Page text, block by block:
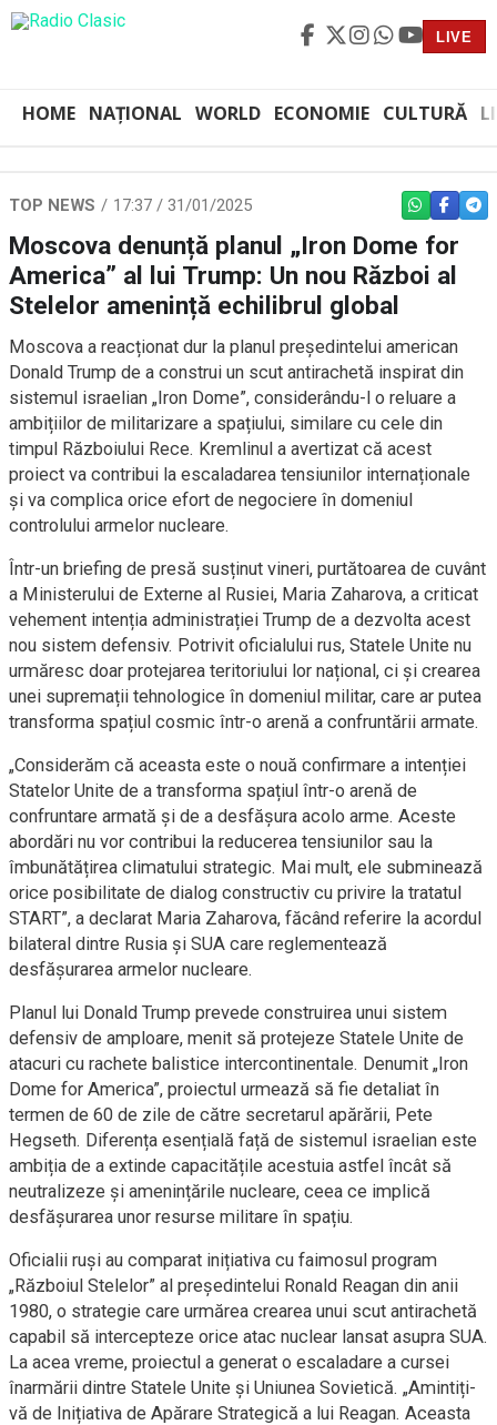
LIVE
HOME NAȚIONAL WORLD ECONOMIE CULTURĂ
TOP NEWS 17:37 / 31/01/2025 WHATSAPP
Moscova denunță planul „Iron Dome for
America” al lui Trump: Un nou Război al
Stelelor amenință echilibrul global
Moscova a reacționat dur la planul președintelui american
Donald Trump de a construi un scut antirachetă inspirat din
sistemul israelian „Iron Dome”, considerându-l o reluare a
ambițiilor de militarizare a spațiului, similare cu cele din
timpul Războiului Rece. Kremlinul a avertizat că acest
proiect va contribui la escaladarea tensiunilor internaționale
și va complica orice efort de negociere în domeniul
controlului armelor nucleare.
Într-un briefing de presă susținut vineri, purtătoarea de cuvânt
a Ministerului de Externe al Rusiei, Maria Zaharova, a criticat
vehement intenția administrației Trump de a dezvolta acest
nou sistem defensiv. Potrivit oficialului rus, Statele Unite nu
urmăresc doar protejarea teritoriului lor național, ci și crearea
unei supremații tehnologice în domeniul militar, care ar putea
transforma spațiul cosmic într-o arenă a confruntării armate.
„Considerăm că aceasta este o nouă confirmare a intenției
Statelor Unite de a transforma spațiul într-o arenă de
confruntare armată și de a desfășura acolo arme. Aceste
abordări nu vor contribui la reducerea tensiunilor sau la
îmbunătățirea climatului strategic. Mai mult, ele subminează
orice posibilitate de dialog constructiv cu privire la tratatul
START”, a declarat Maria Zaharova, făcând referire la acordul
bilateral dintre Rusia și SUA care reglementează
desfășurarea armelor nucleare.
Planul lui Donald Trump prevede construirea unui sistem
defensiv de amploare, menit să protejeze Statele Unite de
atacuri cu rachete balistice intercontinentale. Denumit „Iron
Dome for America”, proiectul urmează să fie detaliat în
termen de 60 de zile de către secretarul apărării, Pete
Hegseth. Diferența esențială față de sistemul israelian este
ambiția de a extinde capacitățile acestuia astfel încât să
neutralizeze și amenințările nucleare, ceea ce implică
desfășurarea unor resurse militare în spațiu.
Oficialii ruși au comparat inițiativa cu faimosul program
„Războiul Stelelor” al președintelui Ronald Reagan din anii
1980, o strategie care urmărea crearea unui scut antirachetă
capabil să intercepteze orice atac nuclear lansat asupra SUA.
La acea vreme, proiectul a generat o escaladare a cursei
înarmării dintre Statele Unite și Uniunea Sovietică. „Amintiți-
vă de Inițiativa de Apărare Strategică a lui Reagan. Aceasta